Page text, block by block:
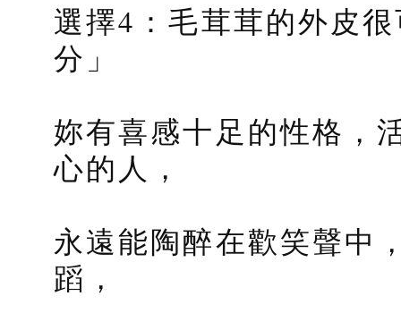
選擇4：毛茸茸的外皮
分」
妳有喜感十足的性格，
心的人，
永遠能陶醉在歡笑聲中
蹈，